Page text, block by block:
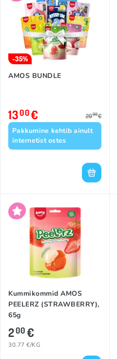
-35%
Pakkumine kehtib ainult
internetist ostes
AMOS BUNDLE
1300€ 2000€
Kummikommid AMOS
PEELERZ (STRAWBERRY),
65g
200€
30.77 €/KG